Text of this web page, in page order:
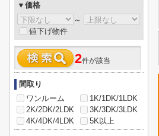
▼価格
～
値下げ物件
2件が該当
間取り
ワンルーム
1K/1DK/1LDK
2K/2DK/2LDK
3K/3DK/3LDK
4K/4DK/4LDK
5K以上